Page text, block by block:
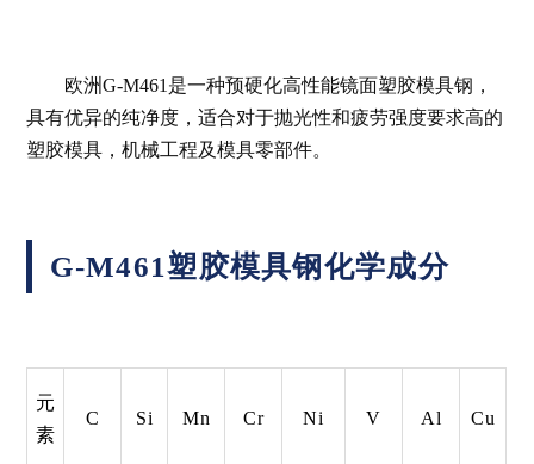
欧洲G-M461是一种预硬化高性能镜面塑胶模具钢，
具有优异的纯净度，适合对于抛光性和疲劳强度要求高的
塑胶模具，机械工程及模具零部件。
G-M461塑胶模具钢化学成分
元
素
C Si Mn Cr Ni V Al Cu